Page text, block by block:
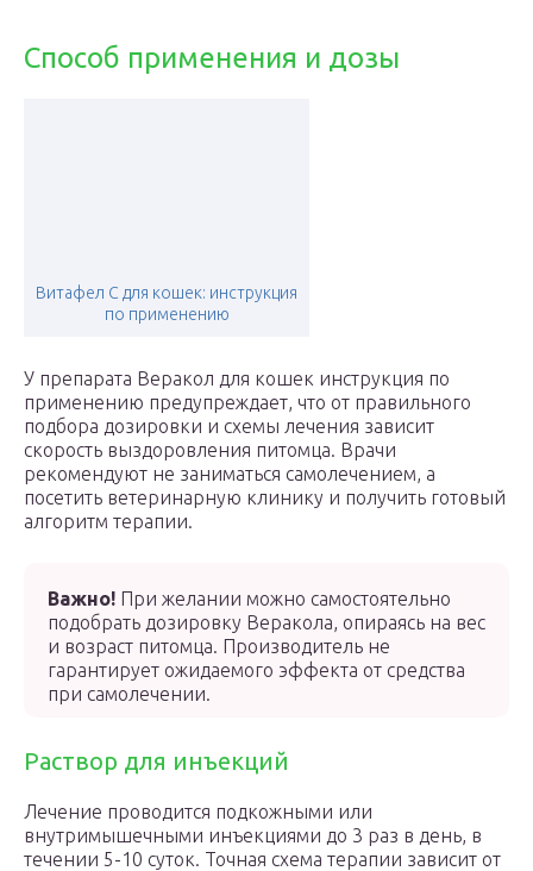
Способ применения и дозы
Витафел С для кошек: инструкция
по применению
У препарата Веракол для кошек инструкция по
применению предупреждает, что от правильного
подбора дозировки и схемы лечения зависит
скорость выздоровления питомца. Врачи
рекомендуют не заниматься самолечением, а
посетить ветеринарную клинику и получить готовый
алгоритм терапии.
Важно! При желании можно самостоятельно
подобрать дозировку Веракола, опираясь на вес
и возраст питомца. Производитель не
гарантирует ожидаемого эффекта от средства
при самолечении.
Раствор для инъекций
Лечение проводится подкожными или
внутримышечными инъекциями до 3 раз в день, в
течении 5-10 суток. Точная схема терапии зависит от